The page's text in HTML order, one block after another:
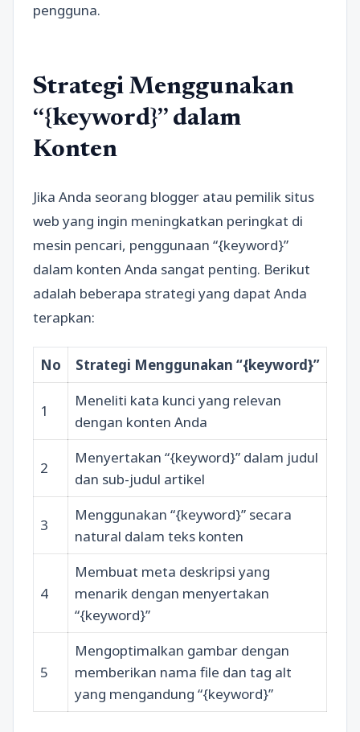
pengguna.
Strategi Menggunakan
“{keyword}” dalam
Konten
Jika Anda seorang blogger atau pemilik situs
web yang ingin meningkatkan peringkat di
mesin pencari, penggunaan “{keyword}”
dalam konten Anda sangat penting. Berikut
adalah beberapa strategi yang dapat Anda
terapkan:
No Strategi Menggunakan “{keyword}”
1
Meneliti kata kunci yang relevan
dengan konten Anda
2
Menyertakan “{keyword}” dalam judul
dan sub-judul artikel
3
Menggunakan “{keyword}” secara
natural dalam teks konten
4
Membuat meta deskripsi yang
menarik dengan menyertakan
“{keyword}”
5
Mengoptimalkan gambar dengan
memberikan nama file dan tag alt
yang mengandung “{keyword}”